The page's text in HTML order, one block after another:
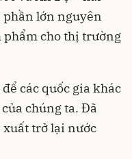
phần lớn nguyên
phẩm cho thị trường
các quốc gia khác
chúng ta. Đã
xuất trở lại nước